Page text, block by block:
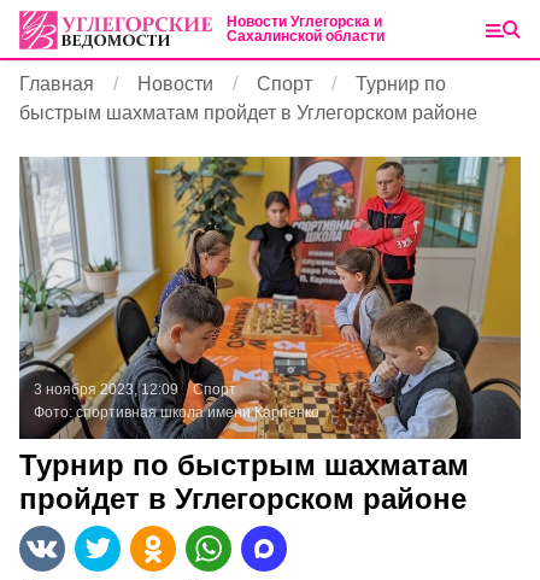
Новости Углегорска и
Сахалинской области
Главная Новости Спорт
Турнир по
быстрым шахматам пройдет в Углегорском районе
3 ноября 2023, 12:09
Спорт
Фото:спортивная школа имени Карпенко
Турнир по быстрым шахматам
пройдет в Углегорском районе